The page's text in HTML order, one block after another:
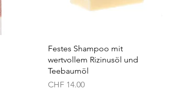
Schnellansicht
Festes Shampoo mit
wertvollem Rizinusöl und
Teebaumöl
Preis
CHF 14.00